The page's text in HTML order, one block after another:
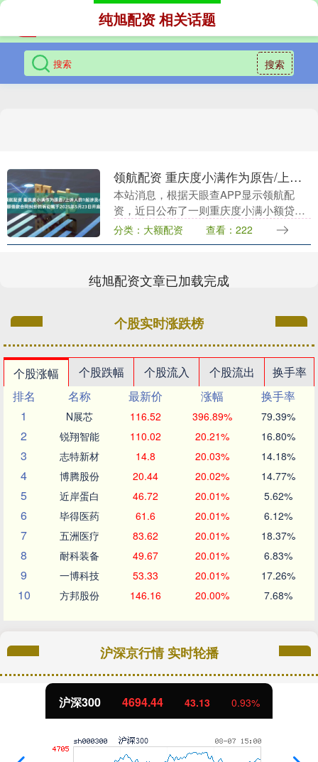
搜索
纯旭配资 相关话题
领航配资 重庆度小满作为原告/上诉人的1起涉及小额借款合同纠纷的诉讼将于2025年5月23日开庭
本站消息，根据天眼查APP显示领航配
资，近日公布了一则重庆度小满小额贷款
有限公司作为原告/上诉人的开庭公告，详
细内容如下： 案号：（2025）苏0681民初
分类：大额配资 查看：222
纯旭配资文章已加载完成
个股实时涨跌榜
个股涨幅 个股跌幅 个股流入 个股流出
换手率
排名
名称 最新价 涨幅
换手率
1
N展芯 116.52 396.89% 79.39%
2 锐翔智能 110.02 20.21% 16.80%
3 志特新材 14.8 20.03% 14.18%
4 博腾股份 20.44 20.02% 14.77%
5 近岸蛋白 46.72 20.01% 5.62%
6 毕得医药 61.6 20.01% 6.12%
7 五洲医疗 83.62 20.01% 18.37%
8 耐科装备 49.67 20.01% 6.83%
9 一博科技 53.33 20.01% 17.26%
10 方邦股份 146.16 20.00% 7.68%
沪深京行情 实时轮播
沪深300 4694.44 43.13 0.93%